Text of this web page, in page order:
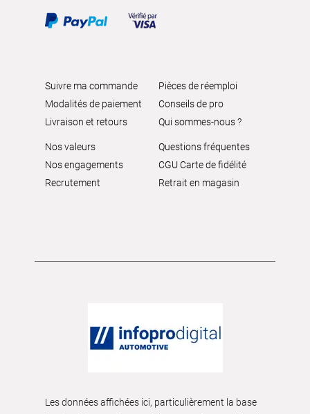
Suivre ma commande
Modalités de paiement
Livraison et retours
Pièces de réemploi
Conseils de pro
Qui sommes-nous ?
Nos valeurs
Nos engagements
Recrutement
Questions fréquentes
CGU Carte de fidélité
Retrait en magasin
Les données affichées ici, particulièrement la base